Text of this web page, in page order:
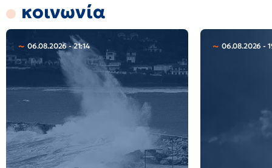
κοινωνία
06.08.2026 - 21:14 06.08.2026 -